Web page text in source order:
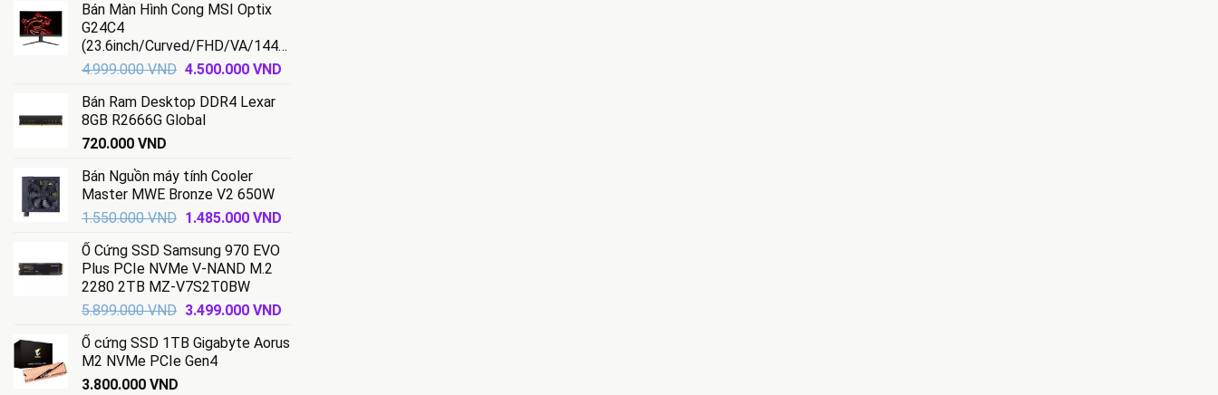
là:
2.000.000 VND.
Bán Màn Hình Cong MSI Optix
G24C4
(23.6inch/Curved/FHD/VA/144HZ/1ms)
4.999.000VND Giá
là:
4.999.000 VND.
4.500.000 VNDGiá
Bán Ram Desktop DDR4 Lexar
8GB R2666G Global
720.000 VND
Bán Nguồn máy tính Cooler
Master MWE Bronze V2 650W
1.550.000VND Giá
là:
1.550.000 VND.
1.485.000 VNDGiá
Ổ Cứng SSD Samsung 970 EVO
Plus PCIe NVMe V-NAND M.2
2280 2TB MZ-V7S2T0BW
5.899.000VND Giá
là:
5.899.000 VND.
3.499.000 VNDGiá
tại
Ổ cứng SSD 1TB Gigabyte Aorus
M2 NVMe PCIe Gen4
3.800.000 VND